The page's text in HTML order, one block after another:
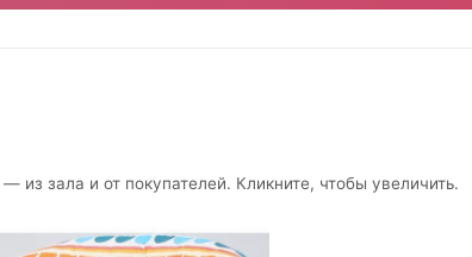
— из зала и от покупателей. Кликните, чтобы увеличить.